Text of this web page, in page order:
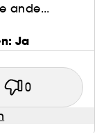
ande...
Ja
0